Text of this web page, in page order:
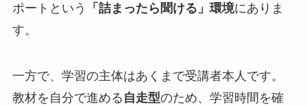
ポートという
「詰まったら聞ける」環境にありま
す。
一方で、学習の主体はあくまで受講者本人です。
教材を自分で進める 自走型のため、学習時間を確